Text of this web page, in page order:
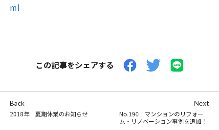
ml
この記事をシェアする
Back
2018年 夏期休業のお知らせ
Next
No.190 マンションのリフォー
ム・リノベーション事例を追加！